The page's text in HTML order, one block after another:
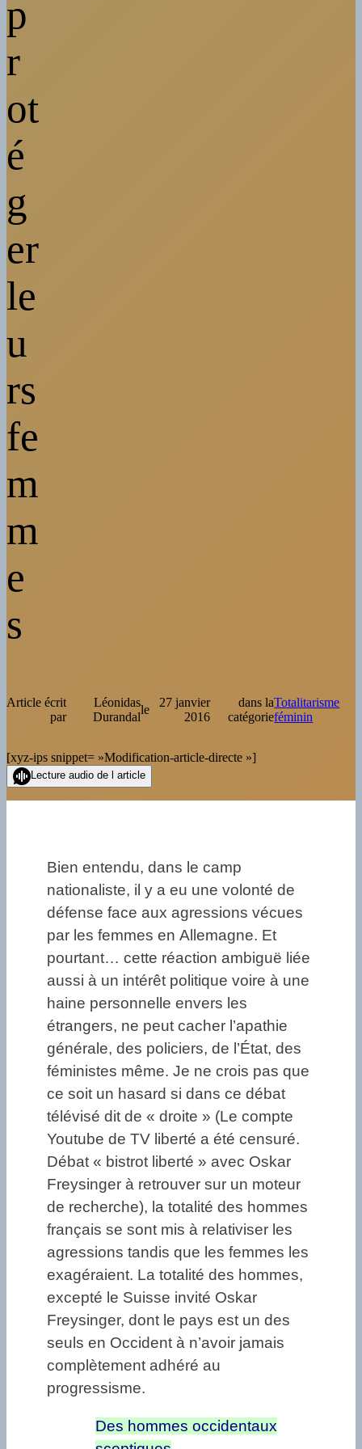
p
r
ot
é
g
er
le
u
rs
fe
m
m
e
s
Article écrit
par
Léonidas
Durandal
le
27 janvier
2016
dans la
catégorie
Totalitarisme
féminin
[xyz-ips snippet= »Modification-article-directe »]
Lecture audio de l article
Bien entendu, dans le camp
nationaliste, il y a eu une volonté de
défense face aux agressions vécues
par les femmes en Allemagne. Et
pourtant… cette réaction ambiguë liée
aussi à un intérêt politique voire à une
haine personnelle envers les
étrangers, ne peut cacher l’apathie
générale, des policiers, de l’État, des
féministes même. Je ne crois pas que
ce soit un hasard si dans ce débat
télévisé dit de « droite » (Le compte
Youtube de TV liberté a été censuré.
Débat « bistrot liberté » avec Oskar
Freysinger à retrouver sur un moteur
de recherche), la totalité des hommes
français se sont mis à relativiser les
agressions tandis que les femmes les
exagéraient. La totalité des hommes,
excepté le Suisse invité Oskar
Freysinger, dont le pays est un des
seuls en Occident à n’avoir jamais
complètement adhéré au
progressisme.
Des hommes occidentaux